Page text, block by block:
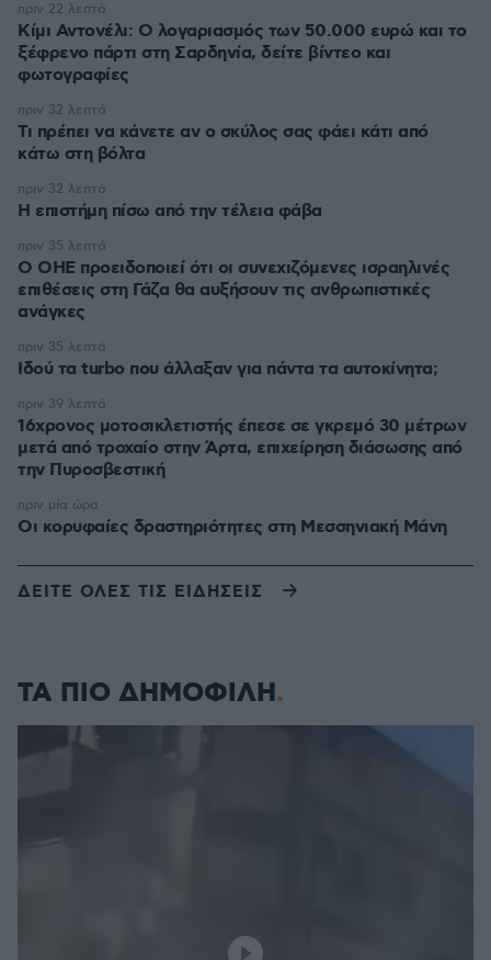
Κίμι Αντονέλι: Ο λογαριασμός των 50.000 ευρώ και το
ξέφρενο πάρτι στη Σαρδηνία, δείτε βίντεο και
φωτογραφίες
πριν 22 λεπτά
Τι πρέπει να κάνετε αν ο σκύλος σας φάει κάτι από
κάτω στη βόλτα
πριν 32 λεπτά
Η επιστήμη πίσω από την τέλεια φάβα
πριν 32 λεπτά
Ο ΟΗΕ προειδοποιεί ότι οι συνεχιζόμενες ισραηλινές
επιθέσεις στη Γάζα θα αυξήσουν τις ανθρωπιστικές
ανάγκες
πριν 35 λεπτά
Ιδού τα turbo που άλλαξαν για πάντα τα αυτοκίνητα;
πριν 35 λεπτά
16χρονος μοτοσικλετιστής έπεσε σε γκρεμό 30 μέτρων
μετά από τροχαίο στην Άρτα, επιχείρηση διάσωσης από
την Πυροσβεστική
πριν 39 λεπτά
Οι κορυφαίες δραστηριότητες στη Μεσσηνιακή Μάνη
πριν μία ώρα
ΔΕΙΤΕ ΟΛΕΣ ΤΙΣ ΕΙΔΗΣΕΙΣ
ΤΑ ΠΙΟ ΔΗΜΟΦΙΛΗ